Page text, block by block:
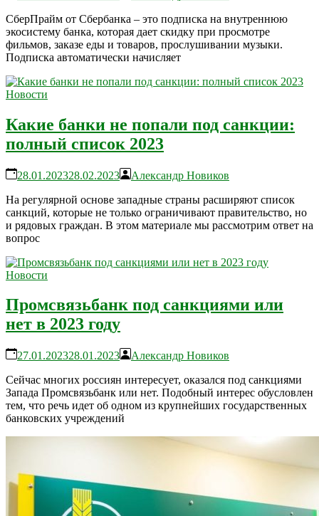
СберПрайм от Сбербанка – это подписка на внутреннюю
экосистему банка, которая дает скидку при просмотре
фильмов, заказе еды и товаров, прослушивании музыки.
Подписка автоматически начисляет
Новости
Какие банки не попали под санкции:
полный список 2023
28.01.202328.02.2023
Александр Новиков
На регулярной основе западные страны расширяют список
санкций, которые не только ограничивают правительство, но
и рядовых граждан. В этом материале мы рассмотрим ответ на
вопрос
Новости
Промсвязьбанк под санкциями или
нет в 2023 году
27.01.202328.01.2023
Александр Новиков
Сейчас многих россиян интересует, оказался под санкциями
Запада Промсвязьбанк или нет. Подобный интерес обусловлен
тем, что речь идет об одном из крупнейших государственных
банковских учреждений